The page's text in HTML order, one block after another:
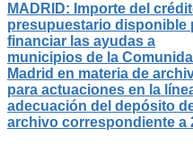
MADRID: Importe del
presupuestario disponible
financiar las ayudas a
municipios de la
Madrid en materia de
para actuaciones en la
adecuación del depósito
archivo correspondiente a